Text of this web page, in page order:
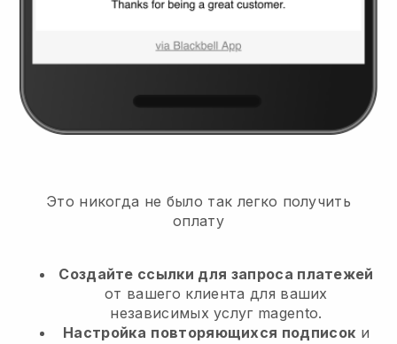
Это никогда не было так легко получить
оплату
Создайте ссылки для запроса платежей
от вашего клиента для ваших
независимых услуг magento.
Настройка повторяющихся подписок и